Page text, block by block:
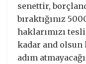
senettir,
bıraktığınız
haklarımızı
kadar and olsun
adım